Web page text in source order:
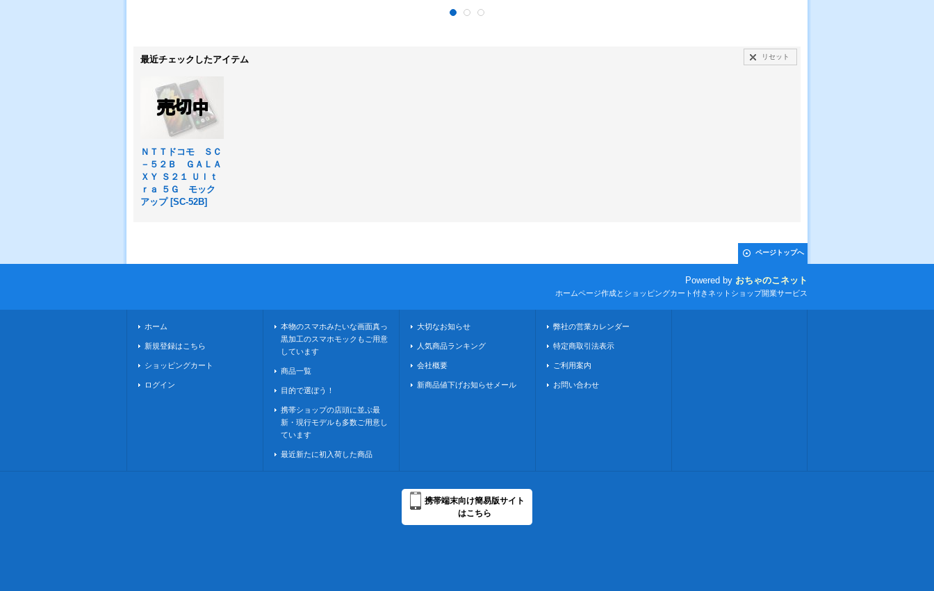
最近チェックしたアイテム リセット
ＮＴＴドコモ ＳＣ
－５２Ｂ ＧＡＬＡ
ＸＹ Ｓ２１ Ｕｌｔ
ｒａ ５Ｇ モック
アップ [SC-52B]
ページトップへ
Powered by おちゃのこネット
ホームページ作成とショッピングカート付きネットショップ開業サービス
ホーム
新規登録はこちら
ショッピングカート
ログイン
本物のスマホみたいな画面真っ
黒加工のスマホモックもご用意
しています
商品一覧
目的で選ぼう！
携帯ショップの店頭に並ぶ最
新・現行モデルも多数ご用意し
ています
最近新たに初入荷した商品
大切なお知らせ
人気商品ランキング
会社概要
新商品値下げお知らせメール
弊社の営業カレンダー
特定商取引法表示
ご利用案内
お問い合わせ
携帯端末向け簡易版サイト
はこちら